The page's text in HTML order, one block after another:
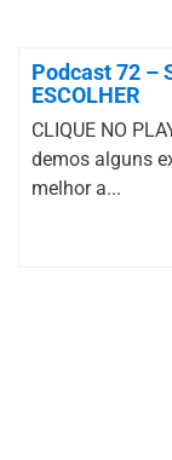
Podcast 72 –
ESCOLHER
CLIQUE NO
demos alguns
melhor a...